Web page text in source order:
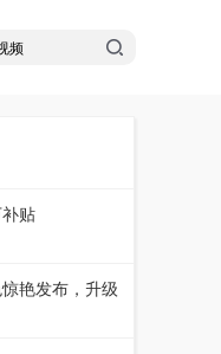
贴
艳发布，升级